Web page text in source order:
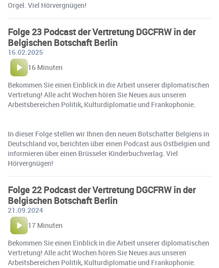
Orgel. Viel Hörvergnügen!
Folge 23 Podcast der Vertretung DGCFRW in der
Belgischen Botschaft Berlin
16.02.2025
16 Minuten
Bekommen Sie einen Einblick in die Arbeit unserer diplomatischen
Vertretung! Alle acht Wochen hören Sie Neues aus unseren
Arbeitsbereichen Politik, Kulturdiplomatie und Frankophonie.
In dieser Folge stellen wir Ihnen den neuen Botschafter Belgiens in
Deutschland vor, berichten über einen Podcast aus Ostbelgien und
informieren über einen Brüsseler Kinderbuchverlag. Viel
Hörvergnügen!
Folge 22 Podcast der Vertretung DGCFRW in der
Belgischen Botschaft Berlin
21.09.2024
17 Minuten
Bekommen Sie einen Einblick in die Arbeit unserer diplomatischen
Vertretung! Alle acht Wochen hören Sie Neues aus unseren
Arbeitsbereichen Politik, Kulturdiplomatie und Frankophonie.